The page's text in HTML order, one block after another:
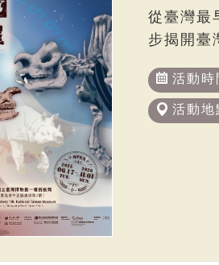
從臺灣最
步揭開臺
活動時
活動地